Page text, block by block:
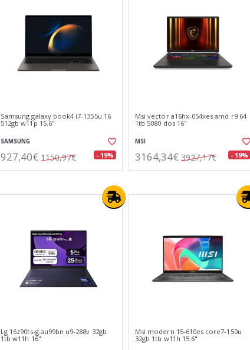
Samsung galaxy book4 i7-1355u 16
512gb w11p 15.6"
SAMSUNG
927,40€ 1150,97€ - 19%
Msi vector a16hx-054xes amd r9 64
1tb 5080 dos 16"
MSI
3164,34€ 3927,17€ - 19%
Lg 16z90ts-g.au99bn u9-288v 32gb
1tb w11h 16"
Msi modern 15-610es core7-150u
32gb 1tb w11h 15.6"